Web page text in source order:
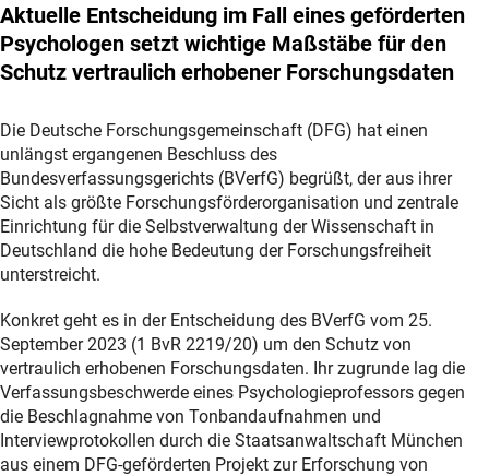
Aktuelle Entscheidung im Fall eines geförderten
Psychologen setzt wichtige Maßstäbe für den
Schutz vertraulich erhobener Forschungsdaten
Die Deutsche Forschungsgemeinschaft (DFG) hat einen
unlängst ergangenen Beschluss des
Bundesverfassungsgerichts (BVerfG) begrüßt, der aus ihrer
Sicht als größte Forschungsförderorganisation und zentrale
Einrichtung für die Selbstverwaltung der Wissenschaft in
Deutschland die hohe Bedeutung der Forschungsfreiheit
unterstreicht.
Konkret geht es in der Entscheidung des BVerfG vom 25.
September 2023 (1 BvR 2219/20) um den Schutz von
vertraulich erhobenen Forschungsdaten. Ihr zugrunde lag die
Verfassungsbeschwerde eines Psychologieprofessors gegen
die Beschlagnahme von Tonbandaufnahmen und
Interviewprotokollen durch die Staatsanwaltschaft München
aus einem DFG-geförderten Projekt zur Erforschung von